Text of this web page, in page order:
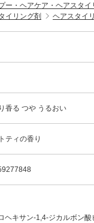
ー・ヘアケア・ヘアスタイ
イリング剤
ヘアスタイ
香る つや うるおい
ティの香り
ヘキサン-1,4-ジカルボン酸